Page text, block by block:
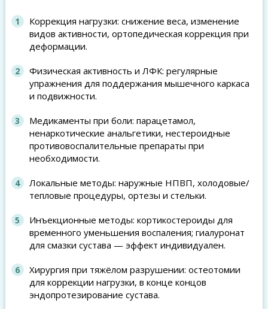
Коррекция нагрузки: снижение веса, изменение
видов активности, ортопедическая коррекция при
деформации.
Физическая активность и ЛФК: регулярные
упражнения для поддержания мышечного каркаса
и подвижности.
Медикаменты при боли: парацетамол,
ненаркотические анальгетики, нестероидные
противовоспалительные препараты при
необходимости.
Локальные методы: наружные НПВП, холодовые/
тепловые процедуры, ортезы и стельки.
Инъекционные методы: кортикостероиды для
временного уменьшения воспаления; гиалуронат
для смазки сустава — эффект индивидуален.
Хирургия при тяжёлом разрушении: остеотомии
для коррекции нагрузки, в конце концов
эндопротезирование сустава.